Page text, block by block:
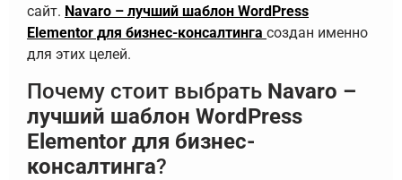
сайт. Navaro – лучший шаблон WordPress
Elementor для бизнес-консалтинга создан именно
для этих целей.
Почему стоит выбрать Navaro –
лучший шаблон WordPress
Elementor для бизнес-
консалтинга?